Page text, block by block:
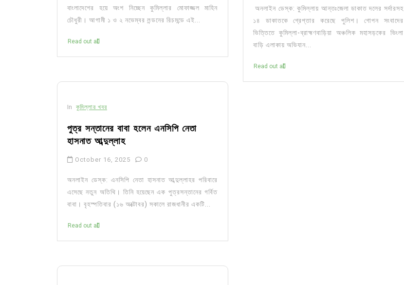
বাংলাদেশের হয়ে অংশ নিচ্ছেন কুমিল্লার মোফাজ্জল মাহিন
চৌধুরী। আগামী ১ ও ২ নভেম্বর লন্ডনের রিচমন্ডে এই...
Read out all
In কুমিল্লার খবর
পুত্র সন্তানের বাবা হলেন এনসিপি নেতা
হাসনাত আব্দুল্লাহ
October 16, 2025 0
অনলাইন ডেস্ক: এনসিপি নেতা হাসনাত আব্দুল্লাহর পরিবারে
এসেছে নতুন অতিথি। তিনি হয়েছেন এক পুত্রসন্তানের গর্বিত
বাবা। বৃহস্পতিবার (১৬ অক্টোবর) সকালে রাজধানীর একটি...
Read out all
অনলাইন ডেস্ক: কুমিল্লায় আন্তঃজেলা ডাকাত দলের সর্দারসহ
১৪ ডাকাতকে গ্রেপ্তার করেছে পুলিশ। গোপন সংবাদের
ভিত্তিতে কুমিল্লা-ব্রাহ্মণবাড়িয়া অঞ্চলিক মহাসড়কের ভিংলা
বাড়ি এলাকায় অভিযান...
Read out all